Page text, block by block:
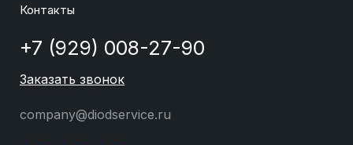
Контакты
+7 (929) 008-27-90
Заказать звонок
company@diodservice.ru